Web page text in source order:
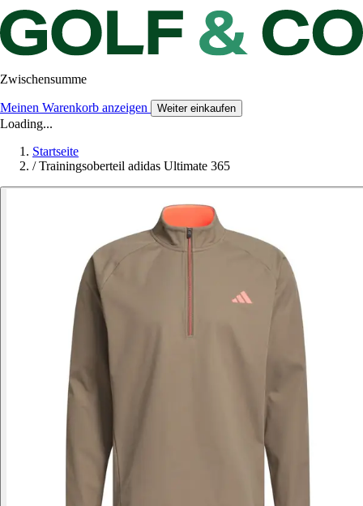
Zwischensumme
Meinen Warenkorb anzeigen Weiter einkaufen
Loading...
Startseite
/ Trainingsoberteil adidas Ultimate 365